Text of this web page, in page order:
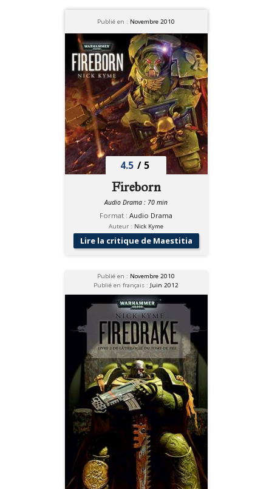
Publié en : Novembre 2010
4.5 / 5
Fireborn
Audio Drama : 70 min
Format : Audio Drama
Auteur : Nick Kyme
Lire la critique de Maestitia
Publié en : Novembre 2010
Publié en français : Juin 2012